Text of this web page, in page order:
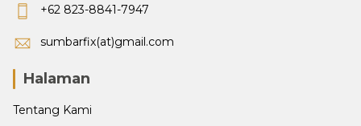
+62 823-8841-7947
sumbarfix(at)gmail.com
Halaman
Tentang Kami